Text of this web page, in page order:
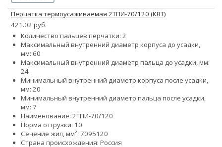
Перчатка термоусаживаемая 2ТПИ-70/120 (КВТ)
421.02 руб.
Количество пальцев перчатки: 2
Максимальный внутренний диаметр корпуса до усадки,
мм: 60
Максимальный внутренний диаметр пальца до усадки, мм:
24
Минимальный внутренний диаметр корпуса после усадки,
мм: 20
Минимальный внутренний диаметр пальца после усадки,
мм: 7
Наименование: 2ТПИ-70/120
Норма отгрузки: 10
Сечение жил, мм²: 7095120
Страна происхождения: Россия